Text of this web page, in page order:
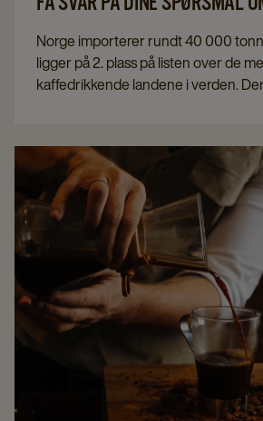
Norge importerer rundt 40 000
ligger på 2. plass på listen over de
kaffedrikkende landene i verden.
Her i artikkelen har vi prøvd å svare
mest stilte. Her får du svar på
Kan kaffe bli for gammel? Hvor
mye koffein er det i kaffe?